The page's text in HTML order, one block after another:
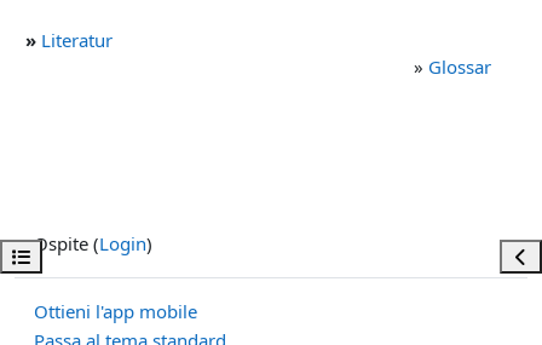
Apri indice del corso
» Literatur
» Glossar
Ospite (Login)
Ottieni l'app mobile
Passa al tema standard